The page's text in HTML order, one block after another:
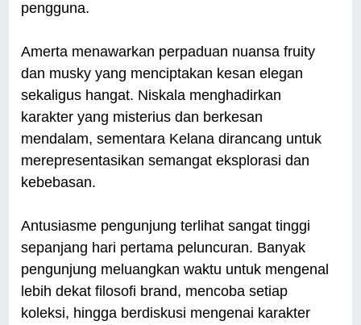
pengguna.
Amerta menawarkan perpaduan nuansa fruity
dan musky yang menciptakan kesan elegan
sekaligus hangat. Niskala menghadirkan
karakter yang misterius dan berkesan
mendalam, sementara Kelana dirancang untuk
merepresentasikan semangat eksplorasi dan
kebebasan.
Antusiasme pengunjung terlihat sangat tinggi
sepanjang hari pertama peluncuran. Banyak
pengunjung meluangkan waktu untuk mengenal
lebih dekat filosofi brand, mencoba setiap
koleksi, hingga berdiskusi mengenai karakter